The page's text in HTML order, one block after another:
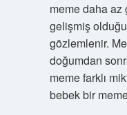
meme daha
gelişmiş
gözlemlenir.
doğumdan
meme farklı
bebek bir